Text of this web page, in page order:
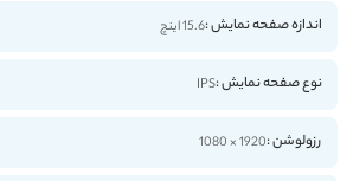
اندازه صفحه نمایش :15.6 اینچ
نوع صفحه نمایش :IPS
رزولوشن :1920 × 1080